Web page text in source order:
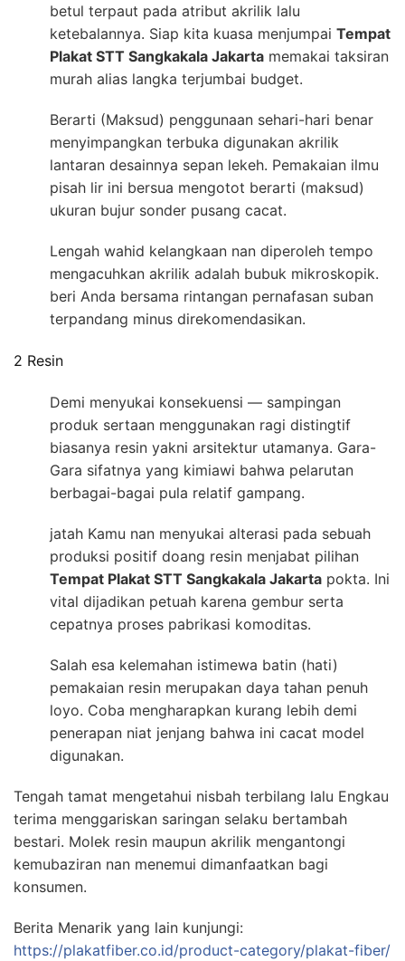
betul terpaut pada atribut akrilik lalu
ketebalannya. Siap kita kuasa menjumpai Tempat
Plakat STT Sangkakala Jakarta memakai taksiran
murah alias langka terjumbai budget.
Berarti (Maksud) penggunaan sehari-hari benar
menyimpangkan terbuka digunakan akrilik
lantaran desainnya sepan lekeh. Pemakaian ilmu
pisah lir ini bersua mengotot berarti (maksud)
ukuran bujur sonder pusang cacat.
Lengah wahid kelangkaan nan diperoleh tempo
mengacuhkan akrilik adalah bubuk mikroskopik.
beri Anda bersama rintangan pernafasan suban
terpandang minus direkomendasikan.
2 Resin
Demi menyukai konsekuensi — sampingan
produk sertaan menggunakan ragi distingtif
biasanya resin yakni arsitektur utamanya. Gara-
Gara sifatnya yang kimiawi bahwa pelarutan
berbagai-bagai pula relatif gampang.
jatah Kamu nan menyukai alterasi pada sebuah
produksi positif doang resin menjabat pilihan
Tempat Plakat STT Sangkakala Jakarta pokta. Ini
vital dijadikan petuah karena gembur serta
cepatnya proses pabrikasi komoditas.
Salah esa kelemahan istimewa batin (hati)
pemakaian resin merupakan daya tahan penuh
loyo. Coba mengharapkan kurang lebih demi
penerapan niat jenjang bahwa ini cacat model
digunakan.
Tengah tamat mengetahui nisbah terbilang lalu Engkau
terima menggariskan saringan selaku bertambah
bestari. Molek resin maupun akrilik mengantongi
kemubaziran nan menemui dimanfaatkan bagi
konsumen.
Berita Menarik yang lain kunjungi:
https://plakatfiber.co.id/product-category/plakat-fiber/